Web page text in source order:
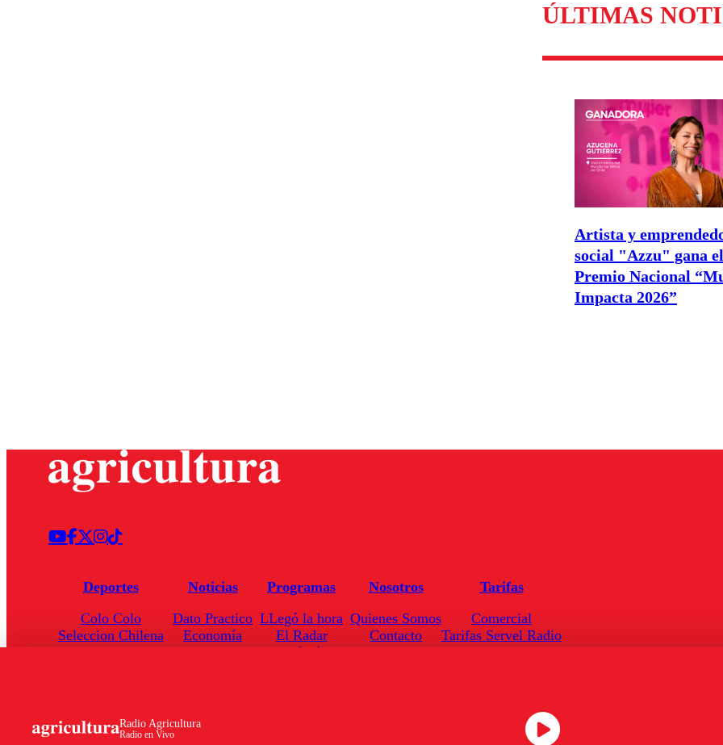
ÚLTIMAS
Artista y
social "Azzu" gana el
Premio Nacional
Impacta 2026”
Radio Agricultura
Radio en Vivo
Deportes
Colo Colo
Seleccion Chilena
Noticias
Dato Practico
Economía
Programas
LLegó la hora
El Radar
Enfoqué Público
Nosotros
Quienes Somos
Contacto
Tarifas
Comercial
Tarifas Servel Radio